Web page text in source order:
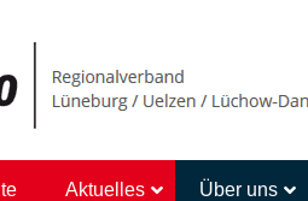
Aktuelles Über uns